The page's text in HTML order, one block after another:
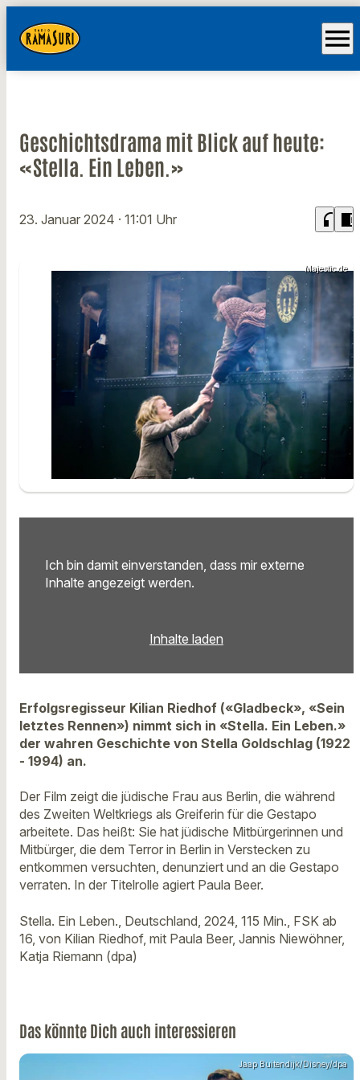
menu
Geschichtsdrama mit Blick auf heute:
«Stella. Ein Leben.»
23. Januar 2024 · 11:01 Uhr headphones chrome_reader_mode
Majestic.de
Ich bin damit einverstanden, dass mir externe
Inhalte angezeigt werden.
Inhalte laden
Erfolgsregisseur Kilian Riedhof («Gladbeck», «Sein
letztes Rennen») nimmt sich in «Stella. Ein Leben.»
der wahren Geschichte von Stella Goldschlag (1922
- 1994) an.
Der Film zeigt die jüdische Frau aus Berlin, die während
des Zweiten Weltkriegs als Greiferin für die Gestapo
arbeitete. Das heißt: Sie hat jüdische Mitbürgerinnen und
Mitbürger, die dem Terror in Berlin in Verstecken zu
entkommen versuchten, denunziert und an die Gestapo
verraten. In der Titelrolle agiert Paula Beer.
Stella. Ein Leben., Deutschland, 2024, 115 Min., FSK ab
16, von Kilian Riedhof, mit Paula Beer, Jannis Niewöhner,
Katja Riemann (dpa)
Das könnte Dich auch interessieren
Jaap Buitendijk/Disney/dpa